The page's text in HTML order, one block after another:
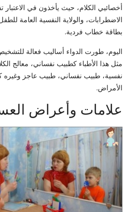
أخصائيي الكلام، حيث يأخذون في الاعتبار
الاضطرابات، والولاية النفسية العامة
بطاقة خطاب فردية.
اليوم، طورت الدواء أساليب فعالة
مثل هذا الأطباء كطبيب نفساني، معالج
نفسية، طبيب نفساني، طبيب عاجز وغيره
الأمراض.
علامات وأعراض